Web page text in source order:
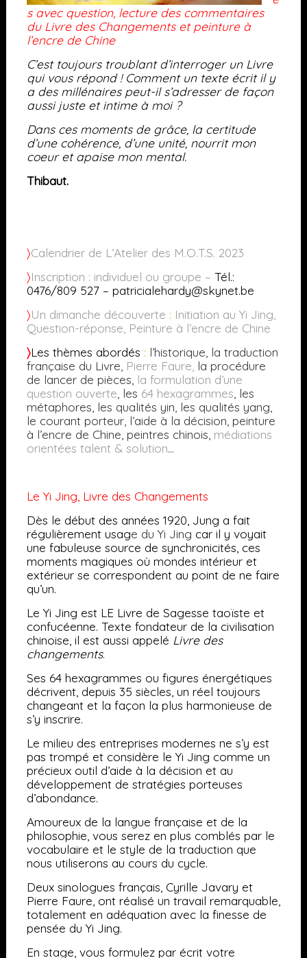
s avec question, lecture des commentaires
du Livre des Changements et peinture à
l’encre de Chine
C’est toujours troublant d’interroger un Livre
qui vous répond ! Comment un texte écrit il y
a des millénaires peut-il s’adresser de façon
aussi juste et intime à moi ?
Dans ces moments de grâce, la certitude
d’une cohérence, d’une unité, nourrit mon
coeur et apaise mon mental.
Thibaut.
〉Calendrierde L’Atelier des M.O.T.S. 2023
〉Inscription : individuel ou groupe – Tél.:
0476/809 527 – patricialehardy@skynet.be
〉Un dimanche découverte : Initiation au Yi Jing,
Question-réponse, Peinture à l’encre de Chine
〉Les thèmes abordés : l’historique, la traduction
française du Livre, Pierre Faure,la procédure
de lancer de pièces, la formulation d’une
question ouverte, les 64 hexagrammes, les
métaphores, les qualités yin, les qualités yang,
le courant porteur, l’aide à la décision, peinture
à l’encre de Chine, peintres chinois, médiations
orientées talent & solution…
Le Yi Jing, Livre des Changements
Dès le début des années 1920, Jung a fait
régulièrement usage du Yi Jing car il y voyait
une fabuleuse source de synchronicités, ces
moments magiques où mondes intérieur et
extérieur se correspondent au point de ne faire
qu’un.
Le Yi Jing est LE Livre de Sagesse taoïste et
confucéenne. Texte fondateur de la civilisation
chinoise, il est aussi appelé Livre des
changements.
Ses 64 hexagrammes ou figures énergétiques
décrivent, depuis 35 siècles, un réel toujours
changeant et la façon la plus harmonieuse de
s’y inscrire.
Le milieu des entreprises modernes ne s’y est
pas trompé et considère le Yi Jing comme un
précieux outil d’aide à la décision et au
développement de stratégies porteuses
d’abondance.
Amoureux de la langue française et de la
philosophie, vous serez en plus comblés par le
vocabulaire et le style de la traduction que
nous utiliserons au cours du cycle.
Deux sinologues français, Cyrille Javary et
Pierre Faure, ont réalisé un travail remarquable,
totalement en adéquation avec la finesse de
pensée du Yi Jing.
En stage, vous formulez par écrit votre